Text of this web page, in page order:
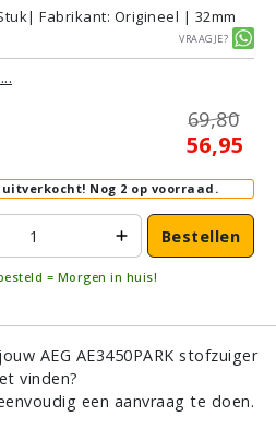
| Fabrikant: Origineel | 32mm
Vraagje?
69,80
56,95
Nog 2 op voorraad.
Bestellen
= Morgen in huis!
AEG AE3450PARK stofzuiger
vinden?
een aanvraag te doen.